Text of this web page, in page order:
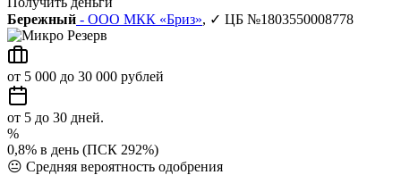
Бережный - ООО МКК «Бриз», ✓ ЦБ №1803550008778
от 5 000 до 30 000 рублей
от 5 до 30 дней.
%
0,8% в день (ПСК 292%)
😐 Средняя вероятность одобрения